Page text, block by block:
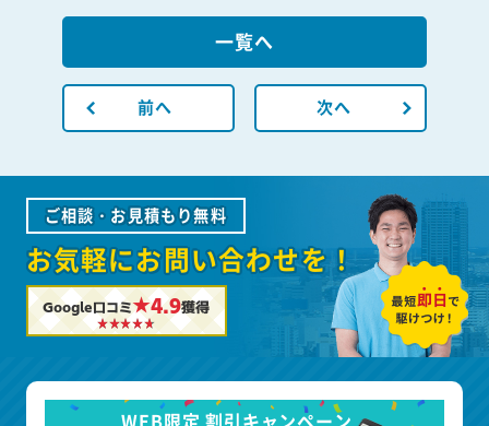
前へ
一覧へ
次へ
ご相談・お見積もり無料
お気軽にお問い合わせを！
Google口コミ★4.9獲得
WEB限定 割引キャンペーン